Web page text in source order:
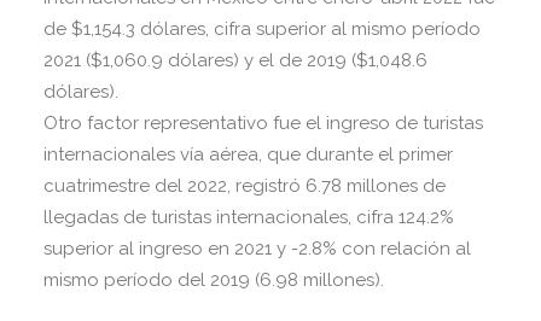
de $1,154.3 dólares, cifra superior al mismo período
2021 ($1,060.9 dólares) y el de 2019 ($1,048.6
dólares).
Otro factor representativo fue el ingreso de turistas
internacionales vía aérea, que durante el primer
cuatrimestre del 2022, registró 6.78 millones de
llegadas de turistas internacionales, cifra 124.2%
superior al ingreso en 2021 y -2.8% con relación al
mismo período del 2019 (6.98 millones).